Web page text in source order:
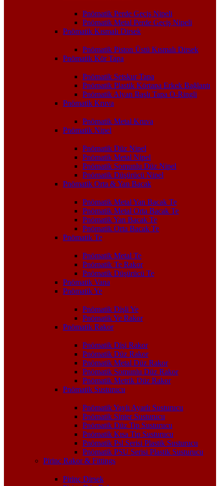
Pnömatik Perde Geçiş Nipeli
Pnömatik Metal Perde Geçiş Nipeli
Pnömatik Kısmalı Dirsek
Pnömatik Piston Üstü Kısmalı Dirsek
Pnömatik Kör Tapa
Pnömatik Setskur Tapa
Pnömatik Plastik Körtapa Erkek Bağlantı
Pnömatik Alyan Başlı Tapa O-Ringli
Pnömatik Kruva
Pnömatik Metal Kruva
Pnömatik Nipel
Pnömatik Düz Nipel
Pnömatik Metal Nipel
Pnömatik Somunlu Düz Nipel
Pnömatik Düşürücü Nipel
Pnömatik Orta & Yan Bacak
Pnömatik Metal Yan Bacak Te
Pnömatik Metal Orta Bacak Te
Pnömatik Yan Bacak Te
Pnömatik Orta Bacak Te
Pnömatik Te
Pnömatik Metal Te
Pnömatik Te Rakor
Pnömatik Düşürücü Te
Pnömatik Vana
Pnömatik Ye
Pnömatik Dişli Ye
Pnömatik Ye Rakor
Pnömatik Rakor
Pnömatik Dişi Rakor
Pnömatik Düz Rakor
Pnömatik Metal Düz Rakor
Pnömatik Somunlu Düz Rakor
Pnömatik Metrik Düz Rakor
Pnömatik Susturucu
Pnömatik Yaylı Ayarlı Susturucu
Pnömatik Sinter Susturucu
Pnömatik Düz Tip Susturucu
Pnömatik Kısa Tip Susturucu
Pnömatik Psl Serisi Plastik Susturucu
Pnömatik PSU Serisi Plastik Susturucu
Pirinç Rakor & Fittings
Pirinç Dirsek